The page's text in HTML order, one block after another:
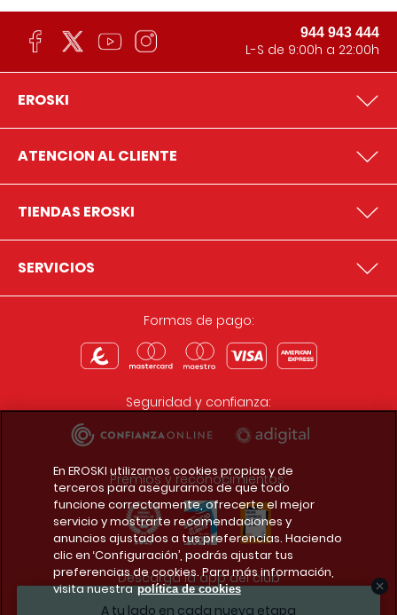
A tu lado en cada nueva etapa
944 943 444
L-S de 9:00h a 22:00h
EROSKI
ATENCION AL CLIENTE
TIENDAS EROSKI
SERVICIOS
Formas de pago:
Seguridad y confianza:
Premios y reconocimientos:
Descarga la app del club
En EROSKI utilizamos cookies propias y de
terceros para asegurarnos de que todo
funcione correctamente, ofrecerte el mejor
servicio y mostrarte recomendaciones y
anuncios ajustados a tus preferencias. Haciendo
clic en ‘Configuración’, podrás ajustar tus
preferencias de cookies. Para más información,
visita nuestra política de cookies